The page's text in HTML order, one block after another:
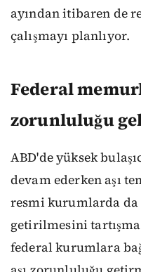
ayından itibaren de
çalışmayı planlıyor.
Federal
zorunluluğu
ABD'de yüksek
devam ederken aşı
resmi kurumlarda da
getirilmesini
federal kurumlara